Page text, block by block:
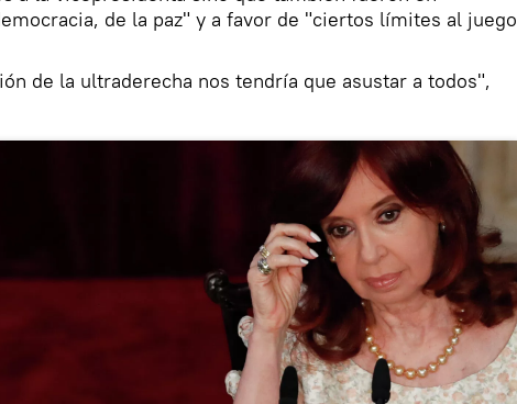
de la paz" y a favor de "ciertos límites al juego
de la ultraderecha nos tendría que asustar a todos",